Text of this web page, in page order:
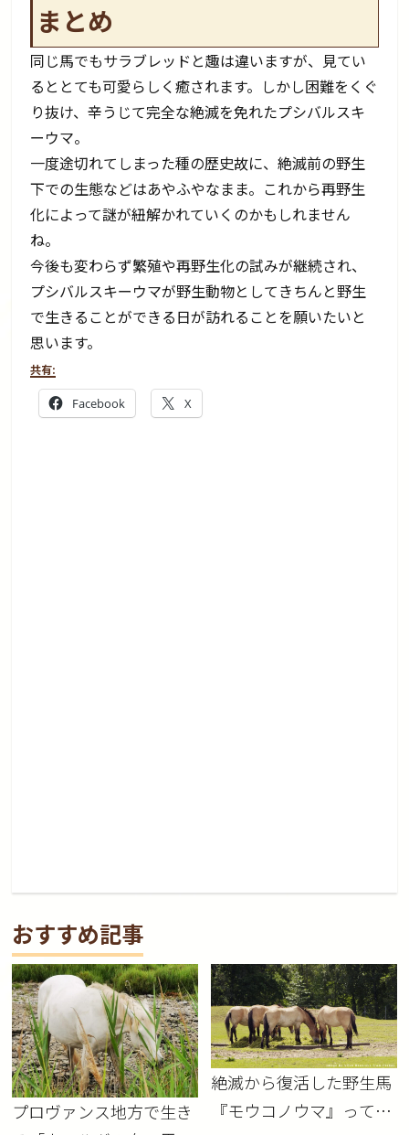
まとめ
同じ馬でもサラブレッドと趣は違いますが、見てい
るととても可愛らしく癒されます。しかし困難をくぐ
り抜け、辛うじて完全な絶滅を免れたプシバルスキ
ーウマ。
一度途切れてしまった種の歴史故に、絶滅前の野生
下での生態などはあやふやなまま。これから再野生
化によって謎が紐解かれていくのかもしれません
ね。
今後も変わらず繁殖や再野生化の試みが継続され、
プシバルスキーウマが野生動物としてきちんと野生
で生きることができる日が訪れることを願いたいと
思います。
共有:
Facebook X
おすすめ記事
プロヴァンス地方で生き
絶滅から復活した野生馬
『モウコノウマ』ってど